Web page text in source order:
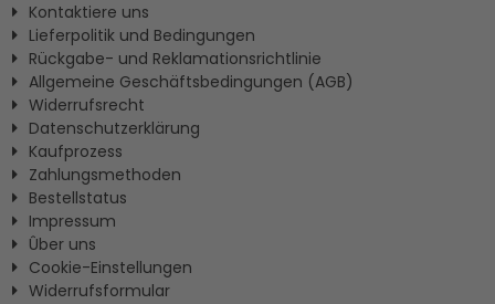
Kontaktiere uns
Lieferpolitik und Bedingungen
Rückgabe- und Reklamationsrichtlinie
Allgemeine Geschäftsbedingungen (AGB)
Widerrufsrecht
Datenschutzerklärung
Kaufprozess
Zahlungsmethoden
Bestellstatus
Impressum
Ûber uns
Cookie-Einstellungen
Widerrufsformular